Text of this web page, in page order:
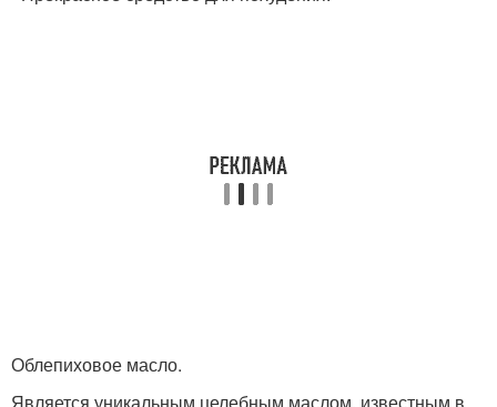
Облепиховое масло.
Является уникальным целебным маслом, известным в